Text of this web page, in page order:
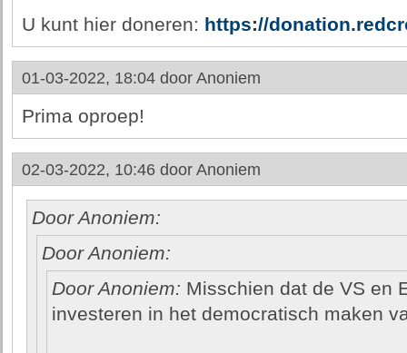
U kunt hier doneren: https://
01-03-2022, 18:04 door Anoniem
Prima oproep!
02-03-2022, 10:46 door Anoniem
Door Anoniem:
Door Anoniem:
Door Anoniem: Misschien dat de VS en
investeren in het democratisch maken